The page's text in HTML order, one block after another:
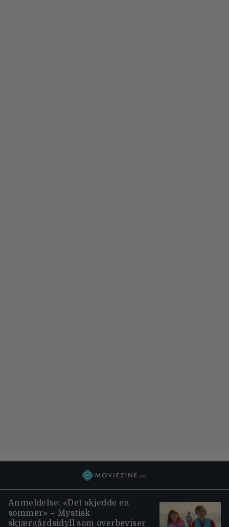
Anmeldelse: «Det skjedde en
sommer» – Mystisk
skjærgårdsidyll som overbeviser